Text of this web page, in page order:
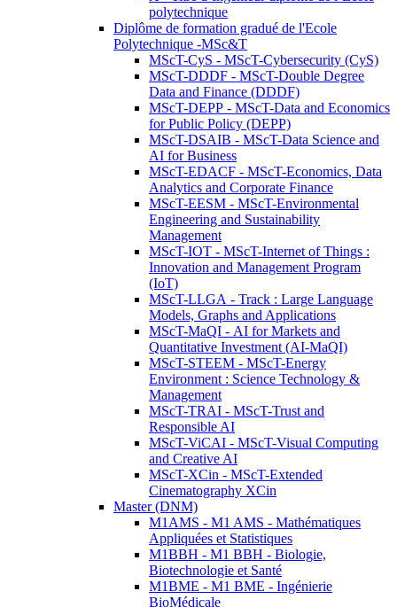
polytechnique
Diplôme de formation gradué de l'Ecole
Polytechnique -MSc&T
MScT-CyS - MScT-Cybersecurity (CyS)
MScT-DDDF - MScT-Double Degree
Data and Finance (DDDF)
MScT-DEPP - MScT-Data and Economics
for Public Policy (DEPP)
MScT-DSAIB - MScT-Data Science and
AI for Business
MScT-EDACF - MScT-Economics, Data
Analytics and Corporate Finance
MScT-EESM - MScT-Environmental
Engineering and Sustainability
Management
MScT-IOT - MScT-Internet of Things :
Innovation and Management Program
(IoT)
MScT-LLGA - Track : Large Language
Models, Graphs and Applications
MScT-MaQI - AI for Markets and
Quantitative Investment (AI-MaQI)
MScT-STEEM - MScT-Energy
Environment : Science Technology &
Management
MScT-TRAI - MScT-Trust and
Responsible AI
MScT-ViCAI - MScT-Visual Computing
and Creative AI
MScT-XCin - MScT-Extended
Cinematography XCin
Master (DNM)
M1AMS - M1 AMS - Mathématiques
Appliquées et Statistiques
M1BBH - M1 BBH - Biologie,
Biotechnologie et Santé
M1BME - M1 BME - Ingénierie
BioMédicale